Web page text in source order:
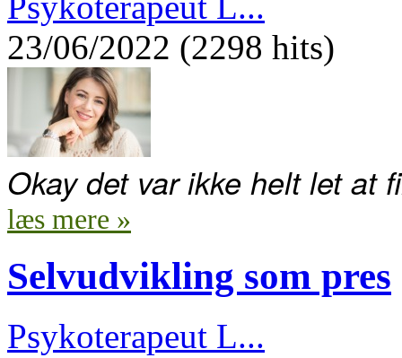
23/06/2022 (2298 hits)
Okay det var ikke helt let at
læs mere »
Selvudvikling som pres
Psykoterapeut L...